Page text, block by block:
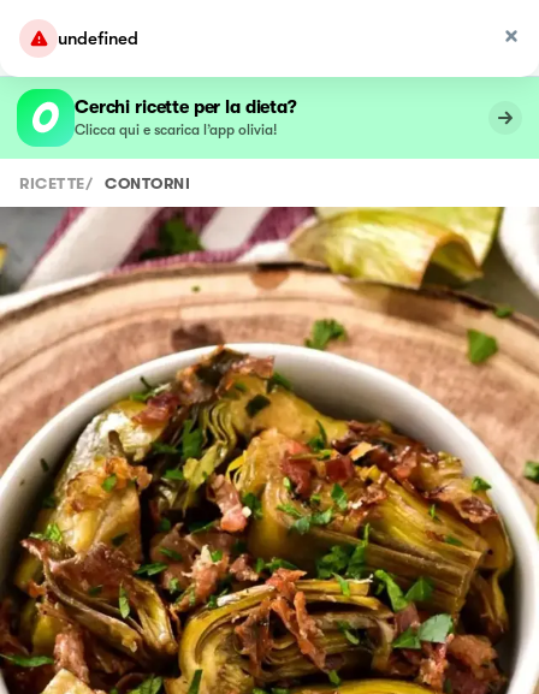
undefined
Cerchi ricette per la dieta?
Clicca qui e scarica l’app olivia!
RICETTE/ CONTORNI